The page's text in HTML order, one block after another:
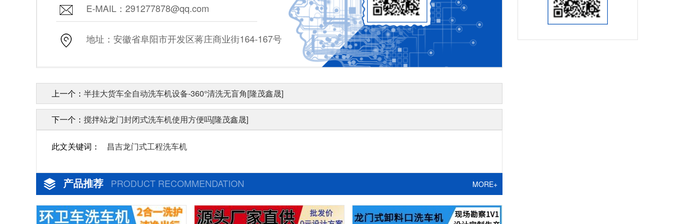
E-MAIL：291277878@qq.com
地址：安徽省阜阳市开发区蒋庄商业街164-167号
上一个： 半挂大货车全自动洗车机设备-360°清洗无盲角[隆茂鑫晟]
下一个： 搅拌站龙门封闭式洗车机使用方便吗[隆茂鑫晟]
此文关键词： 昌吉龙门式工程洗车机
产品推荐 PRODUCT RECOMMENDATION MORE+